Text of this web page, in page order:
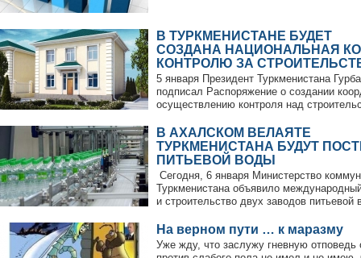
В ТУРКМЕНИСТАНЕ БУДЕТ
СОЗДАНА НАЦИОНАЛЬНАЯ
КОНТРОЛЮ ЗА
5 января Президент Туркменистана
подписал Распоряжение о создании
осуществлению контроля над
В АХАЛСКОМ ВЕЛАЯТЕ
ТУРКМЕНИСТАНА БУДУТ
ПИТЬЕВОЙ ВОДЫ
Сегодня, 6 января Министерство
Туркменистана объявило
и строительство двух заводов
На верном пути … к маразму
Уже жду, что заслужу гневную отповедь